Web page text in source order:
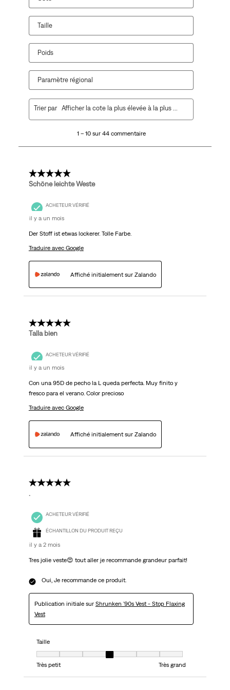
Taille
Poids
Paramètre régional
44
1 – 10 sur 44 commentaire
Trier par Afficher la cote la plus élevée à la plus faible
5 étoile(s) sur 5.
Schöne leichte Weste
ACHETEUR VÉRIFIÉ
il y a un mois
Der Stoff ist etwas lockerer. Tolle Farbe.
Traduire avec Google
Affiché initialement sur Zalando
5 étoile(s) sur 5.
Talla bien
ACHETEUR VÉRIFIÉ
il y a un mois
Con una 95D de pecho la L queda perfecta. Muy finito y
fresco para el verano. Color precioso
Traduire avec Google
Affiché initialement sur Zalando
5 étoile(s) sur 5.
.
ACHETEUR VÉRIFIÉ
ÉCHANTILLON DU PRODUIT REÇU
il y a 2 mois
Tres jolie veste😍 tout aller je recommande grandeur parfait!
Oui, Je recommande ce produit.
Publication initiale sur Shrunken '90s Vest - Stop Flaxing
Vest
Taille
Très petit
Très grand